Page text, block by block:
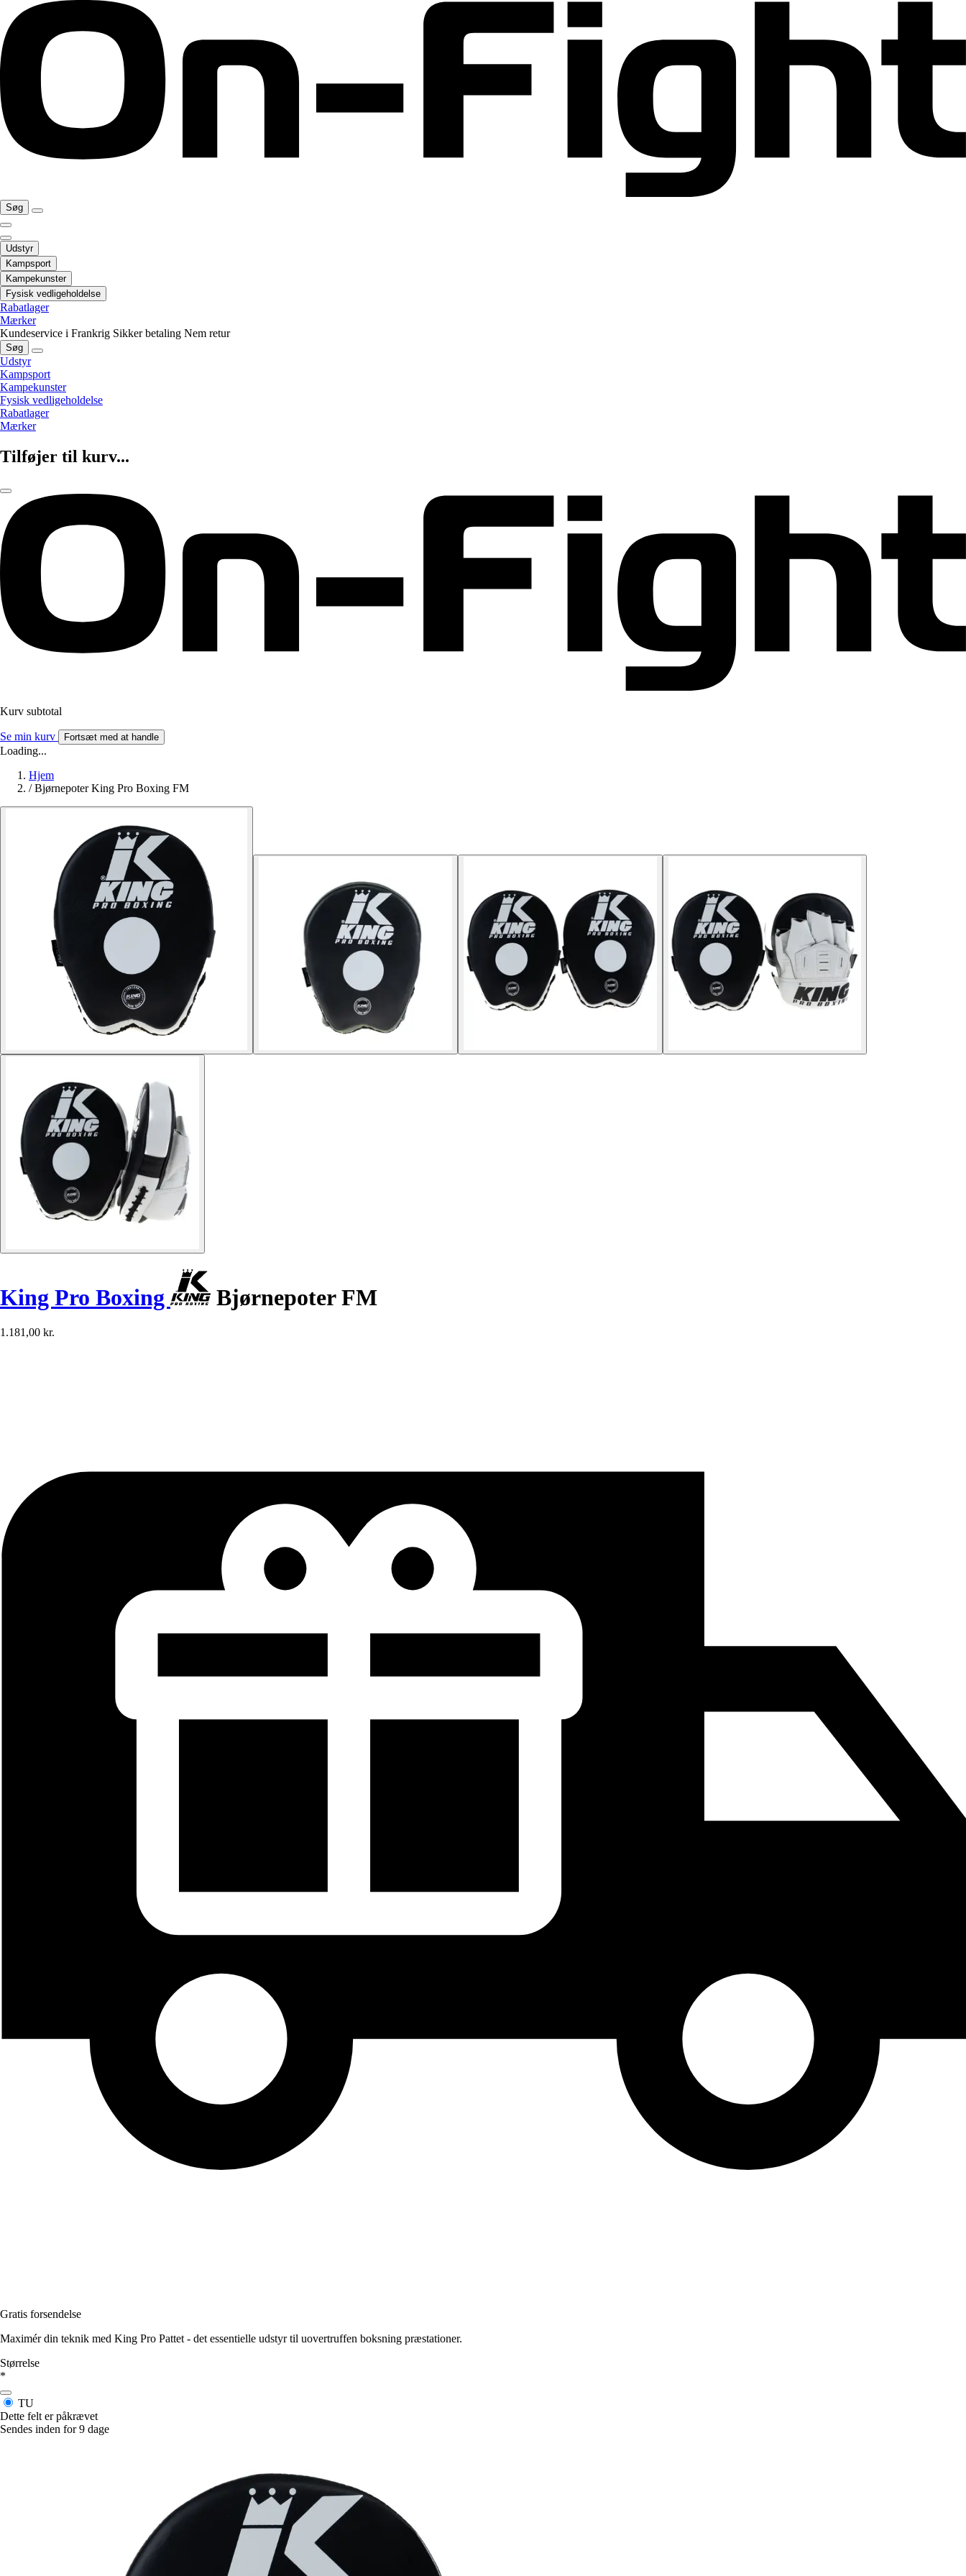
Søg
Udstyr
Kampsport
Kampekunster
Fysisk vedligeholdelse
Rabatlager
Mærker
Kundeservice i Frankrig Sikker betaling Nem retur
Søg
Udstyr
Kampsport
Kampekunster
Fysisk vedligeholdelse
Rabatlager
Mærker
Tilføjer til kurv...
Kurv subtotal
Se min kurv Fortsæt med at handle
Loading...
Hjem
/ Bjørnepoter King Pro Boxing FM
King Pro Boxing Bjørnepoter FM
1.181,00 kr.
Gratis forsendelse
Maximér din teknik med King Pro Pattet - det essentielle udstyr til uovertruffen boksning præstationer.
Størrelse
*
TU
Dette felt er påkrævet
Sendes inden for 9 dage